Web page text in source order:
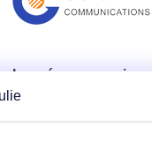
Les réseaux sociaux